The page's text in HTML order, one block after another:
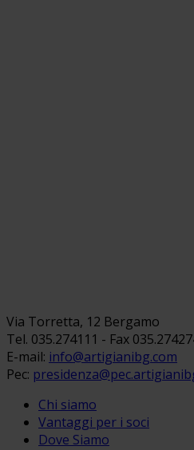
Via Torretta, 12 Bergamo
Tel. 035.274111 - Fax
E-mail: info@artigianibg.com
Pec:
Chi siamo
Vantaggi per i soci
Dove Siamo